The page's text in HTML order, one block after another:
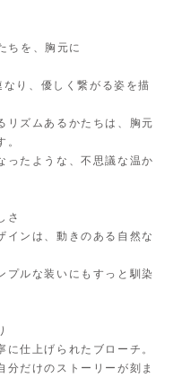
ちを、胸元に
り、優しく繋がる姿を描
リズムあるかたちは、胸元
ったような、不思議な温か
さ
インは、動きのある自然な
プルな装いにもすっと馴染
仕上げられたブローチ。
だけのストーリーが刻ま